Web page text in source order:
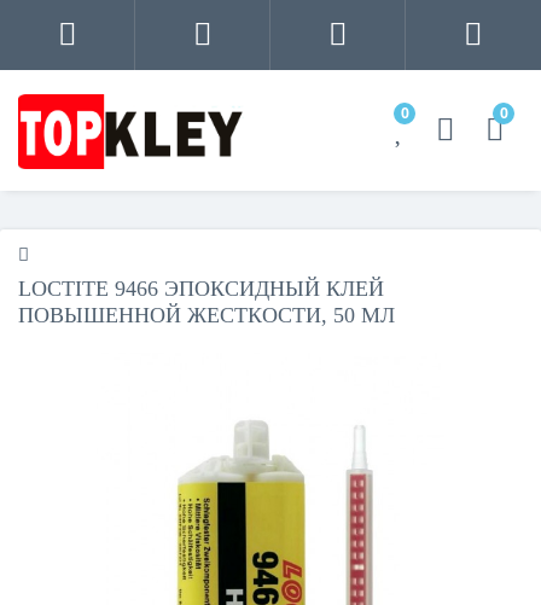
0 0
LOCTITE 9466 ЭПОКСИДНЫЙ КЛЕЙ
ПОВЫШЕННОЙ ЖЕСТКОСТИ, 50 МЛ